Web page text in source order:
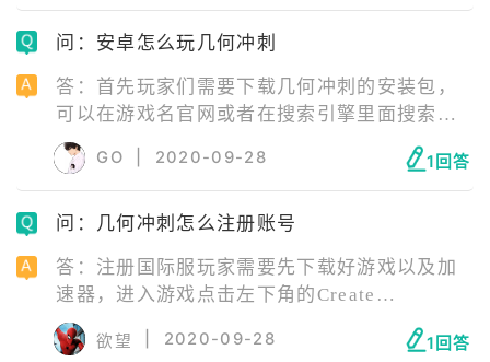
也可以尝试下最新版游戏；||手机内存不足或存
在游戏缓存：这时候需要玩家们清理一下运行
问：安卓怎么玩几何冲刺
答：首先玩家们需要下载几何冲刺的安装包，
可以在游戏名官网或者在搜索引擎里面搜索几
何冲刺下载；等待下载完毕后，可以下载一个
游戏加速器；在游戏加速器中选择你网络情况
最好的一个节点进行加速；之后进入开始游戏
就可以啦。
GO 2020-09-28 1回答
问：几何冲刺怎么注册账号
答：注册国际服玩家需要先下载好游戏以及加
速器，进入游戏点击左下角的Create
account，这个就是注册新账号，填写好相应资
料即可注册成功。
欲望 2020-09-28 1回答